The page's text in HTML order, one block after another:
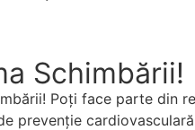
Schimbării!
Poți face parte din
prevenție